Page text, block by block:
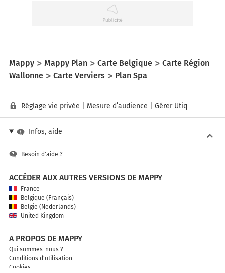
Mappy Mappy Plan Carte Belgique
Carte Région
Wallonne
Carte Verviers Plan Spa
Réglage vie privée Mesure d’audience Gérer Utiq
Infos, aide
Besoin d'aide ?
ACCÉDER AUX AUTRES VERSIONS DE MAPPY
France
Belgique (Français)
België (Nederlands)
United Kingdom
A PROPOS DE MAPPY
Qui sommes-nous ?
Conditions d'utilisation
Cookies